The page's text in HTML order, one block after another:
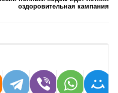
оздоровительная кампания